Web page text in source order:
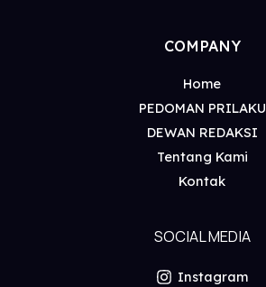
COMPANY
Home
PEDOMAN PRILAKU
DEWAN REDAKSI
Tentang Kami
Kontak
SOCIAL MEDIA
Instagram